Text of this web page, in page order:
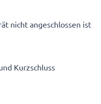
nicht angeschlossen ist
Kurzschluss